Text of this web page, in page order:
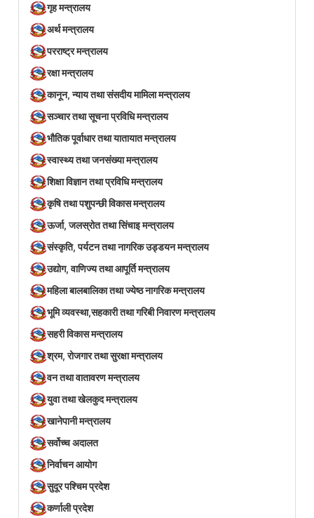
गृह मन्त्रालय
अर्थ मन्त्रालय
परराष्ट्र मन्त्रालय
रक्षा मन्त्रालय
कानून, न्याय तथा संसदीय मामिला मन्त्रालय
सञ्‍चार तथा सूचना प्रविधि मन्त्रालय
भौतिक पूर्वाधार तथा यातायात मन्त्रालय
स्वास्थ्य तथा जनसंख्या मन्त्रालय
शिक्षा विज्ञान तथा प्रविधि मन्त्रालय
कृषि तथा पशुपन्छी विकास मन्त्रालय
ऊर्जा, जलस्रोत तथा सिंचाइ मन्त्रालय
संस्कृति, पर्यटन तथा नागरिक उड्डयन मन्त्रालय
उद्योग, वाणिज्य तथा आपूर्ति मन्त्रालय
महिला बालबालिका तथा ज्येष्ठ नागरिक मन्त्रालय
भूमि व्यवस्था,सहकारी तथा गरिबी निवारण मन्त्रालय
सहरी विकास मन्त्रालय
श्रम, रोजगार तथा सुरक्षा मन्त्रालय
वन तथा वातावरण मन्त्रालय
युवा तथा खेलकुद मन्त्रालय
खानेपानी मन्त्रालय
सर्वोच्च अदालत
निर्वाचन आयोग
सुदूर पश्चिम प्रदेश
कर्णाली प्रदेश